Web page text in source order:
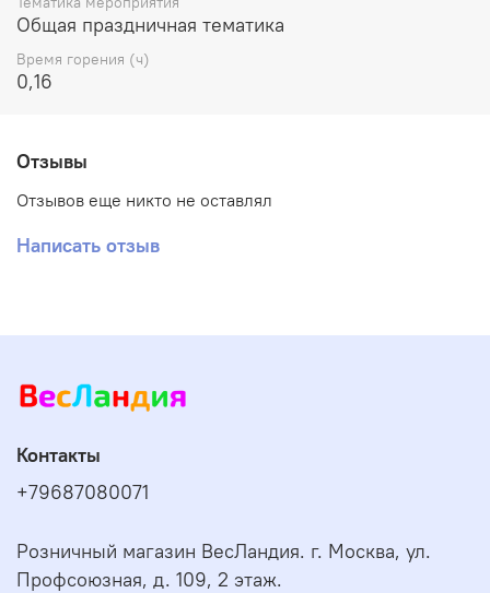
Общая праздничная тематика
Время горения (ч)
0,16
Отзывы
Отзывов еще никто не оставлял
Написать отзыв
Контакты
+79687080071
Розничный магазин ВесЛандия. г. Москва, ул.
Профсоюзная, д. 109, 2 этаж.